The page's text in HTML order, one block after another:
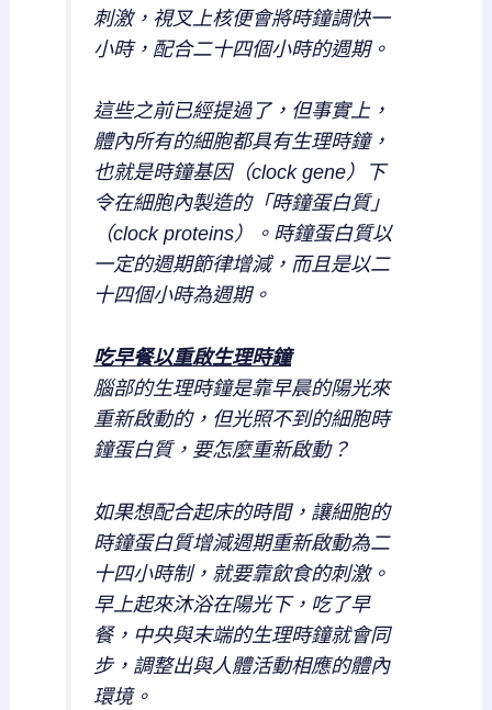
刺激，視叉上核便會將時鐘調快一
小時，配合二十四個小時的週期。
這些之前已經提過了，但事實上，
體內所有的細胞都具有生理時鐘，
也就是時鐘基因（clock gene）下
令在細胞內製造的「時鐘蛋白質」
（clock proteins）。時鐘蛋白質以
一定的週期節律增減，而且是以二
十四個小時為週期。
吃早餐以重啟生理時鐘
腦部的生理時鐘是靠早晨的陽光來
重新啟動的，但光照不到的細胞時
鐘蛋白質，要怎麼重新啟動？
如果想配合起床的時間，讓細胞的
時鐘蛋白質增減週期重新啟動為二
十四小時制，就要靠飲食的刺激。
早上起來沐浴在陽光下，吃了早
餐，中央與末端的生理時鐘就會同
步，調整出與人體活動相應的體內
環境。